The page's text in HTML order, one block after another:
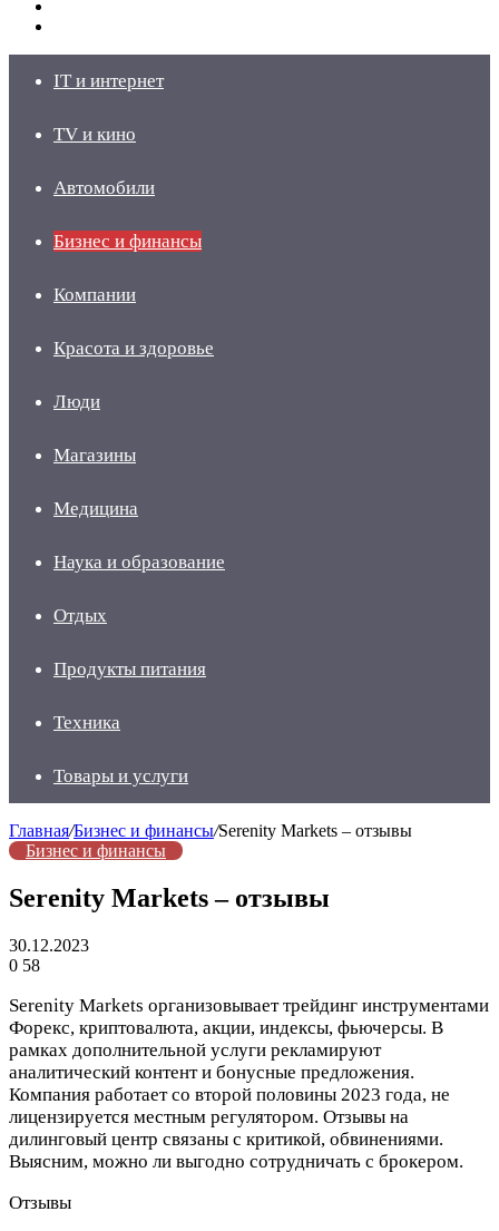
IT и интернет
TV и кино
Автомобили
Бизнес и финансы
Компании
Красота и здоровье
Люди
Магазины
Медицина
Наука и образование
Отдых
Продукты питания
Техника
Товары и услуги
Главная/Бизнес и финансы/Serenity Markets – отзывы
Бизнес и финансы
Serenity Markets – отзывы
30.12.2023
0 58
Serenity Markets организовывает трейдинг инструментами
Форекс, криптовалюта, акции, индексы, фьючерсы. В
рамках дополнительной услуги рекламируют
аналитический контент и бонусные предложения.
Компания работает со второй половины 2023 года, не
лицензируется местным регулятором. Отзывы на
дилинговый центр связаны с критикой, обвинениями.
Выясним, можно ли выгодно сотрудничать с брокером.
Отзывы